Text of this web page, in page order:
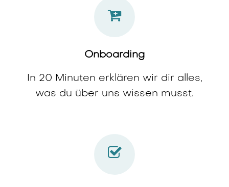
Onboarding
In 20 Minuten erklären wir dir alles,
was du über uns wissen musst.